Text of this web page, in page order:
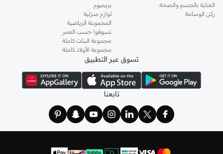
العناية بالجسم والصحة
ركن الوسامة
بريميوم
لوازم منزلية
المجموعة الرياضية
تسوقوا حسب العمر
مجموعة البنات كاملة
مجموعة الأولاد كاملة
تسوق عبر التطبيق
تابعنا